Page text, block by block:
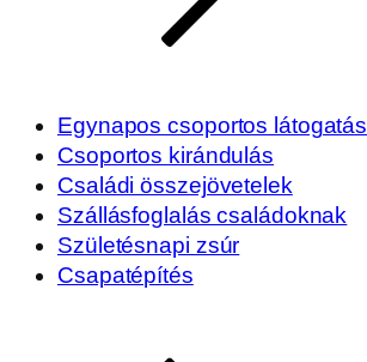
Egynapos csoportos látogatás
Csoportos kirándulás
Családi összejövetelek
Szállásfoglalás családoknak
Születésnapi zsúr
Csapatépítés